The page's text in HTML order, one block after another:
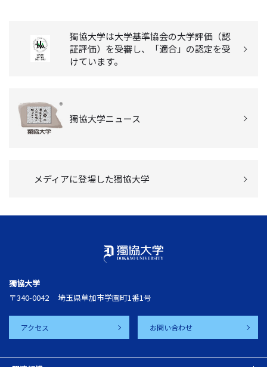
獨協大学は大学基準協会の大学評価（認
証評価）を受審し、「適合」の認定を受
けています。
獨協大学ニュース
メディアに登場した獨協大学
獨協大学
〒340-0042
埼玉県草加市学園町1番1号
アクセス お問い合わせ